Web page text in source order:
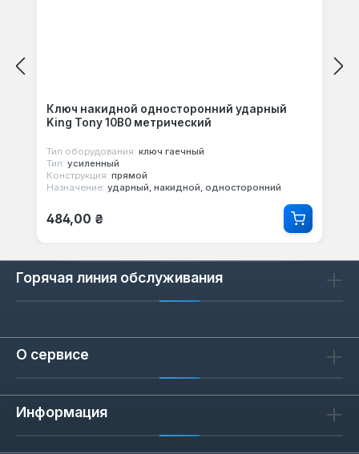
Ключ накидной односторонний ударный
King Tony 10B0 метрический
Тип оборудования: ключ гаечный
Тип: усиленный
Конструкция: прямой
Назначение: ударный, накидной, односторонний
Обычная цена:
484,00 ₴
Горячая линия обслуживания
О сервисе
Информация